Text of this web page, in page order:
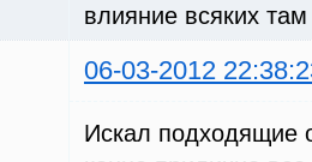
влияние всяких
06-03-2012
Искал подходящие